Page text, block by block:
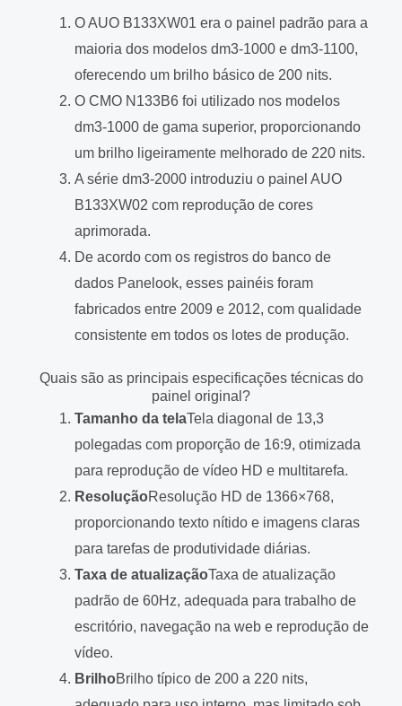
O AUO B133XW01 era o painel padrão para a
maioria dos modelos dm3-1000 e dm3-1100,
oferecendo um brilho básico de 200 nits.
O CMO N133B6 foi utilizado nos modelos
dm3-1000 de gama superior, proporcionando
um brilho ligeiramente melhorado de 220 nits.
A série dm3-2000 introduziu o painel AUO
B133XW02 com reprodução de cores
aprimorada.
De acordo com os registros do banco de
dados Panelook, esses painéis foram
fabricados entre 2009 e 2012, com qualidade
consistente em todos os lotes de produção.
Quais são as principais especificações técnicas do
painel original?
Tamanho da telaTela diagonal de 13,3
polegadas com proporção de 16:9, otimizada
para reprodução de vídeo HD e multitarefa.
ResoluçãoResolução HD de 1366×768,
proporcionando texto nítido e imagens claras
para tarefas de produtividade diárias.
Taxa de atualizaçãoTaxa de atualização
padrão de 60Hz, adequada para trabalho de
escritório, navegação na web e reprodução de
vídeo.
BrilhoBrilho típico de 200 a 220 nits,